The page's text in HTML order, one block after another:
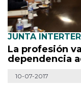
JUNTA
La profesión
dependencia
10-07-2017